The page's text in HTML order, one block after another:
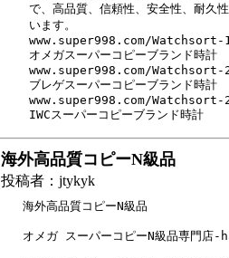
で、高品質、信頼性、安全性、耐久
います。
www.super998.com/
オメガスーパーコピーブランド時計
www.super998.com/
ブレゲスーパーコピーブランド時計
www.super998.com/
IWCスーパーコピーブランド時計
海外高品質コピーN級品
投稿者：jtykyk
海外高品質コピーN級品
オメガ スーパーコピーN級品専門店